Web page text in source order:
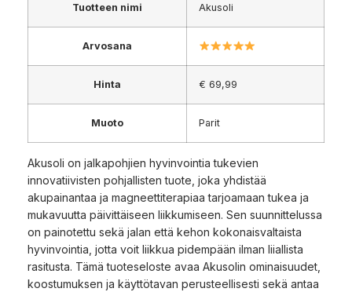
Tuotteen nimi Akusoli
Arvosana
Hinta € 69,99
Muoto Parit
Akusoli on jalkapohjien hyvinvointia tukevien
innovatiivisten pohjallisten tuote, joka yhdistää
akupainantaa ja magneettiterapiaa tarjoamaan tukea ja
mukavuutta päivittäiseen liikkumiseen. Sen suunnittelussa
on painotettu sekä jalan että kehon kokonaisvaltaista
hyvinvointia, jotta voit liikkua pidempään ilman liiallista
rasitusta. Tämä tuoteseloste avaa Akusolin ominaisuudet,
koostumuksen ja käyttötavan perusteellisesti sekä antaa